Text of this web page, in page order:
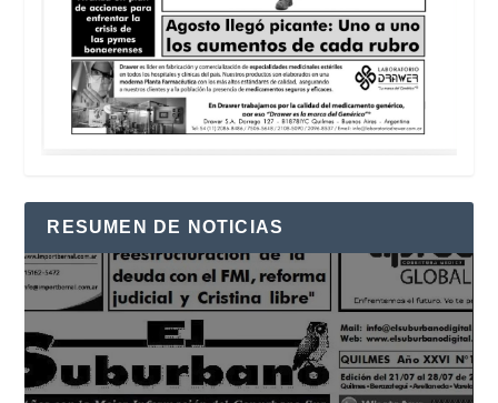
RESUMEN DE NOTICIAS
Reproductor
de
vídeo